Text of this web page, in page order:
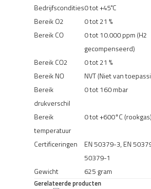
Bedrijfscondities0 tot +45˚C
Bereik O2
0 tot 21 %
Bereik CO
0 tot 10.000 ppm (H2
gecompenseerd)
Bereik CO2
0 tot 21 %
Bereik NO
NVT (Niet van
Bereik
drukverschil
0 tot 160 mbar
Bereik
temperatuur
0 tot +600°C (rookgas)
Certificeringen
EN 50379-3, EN
50379-1
Gewicht
625 gram
Gerelateerde producten